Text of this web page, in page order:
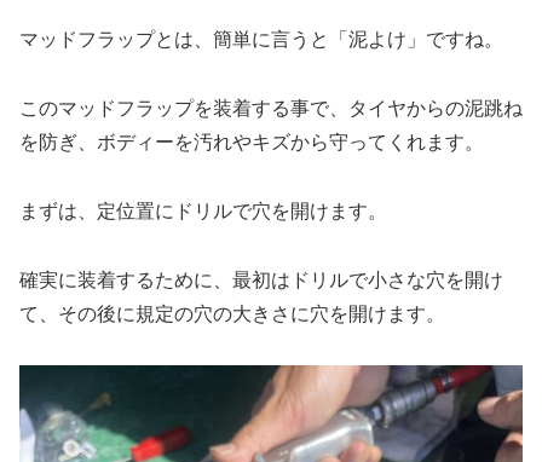
マッドフラップとは、簡単に言うと「泥よけ」ですね。
このマッドフラップを装着する事で、タイヤからの泥跳ね
を防ぎ、ボディーを汚れやキズから守ってくれます。
まずは、定位置にドリルで穴を開けます。
確実に装着するために、最初はドリルで小さな穴を開け
て、その後に規定の穴の大きさに穴を開けます。